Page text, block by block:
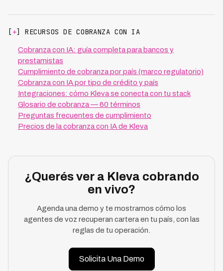
[ +] RECURSOS DE COBRANZA CON IA
Cobranza con IA: guía completa para bancos y
prestamistas
Cumplimiento de cobranza por país (marco regulatorio)
Cobranza con IA por tipo de crédito y país
Integraciones: cómo Kleva se conecta con tu stack
Glosario de cobranza — 60 términos
Preguntas frecuentes de cumplimiento
Precios de la cobranza con IA de Kleva
¿Querés ver a Kleva cobrando
en vivo?
Agenda una demo y te mostramos cómo los
agentes de voz recuperan cartera en tu país, con las
reglas de tu operación.
Solicita Una Demo